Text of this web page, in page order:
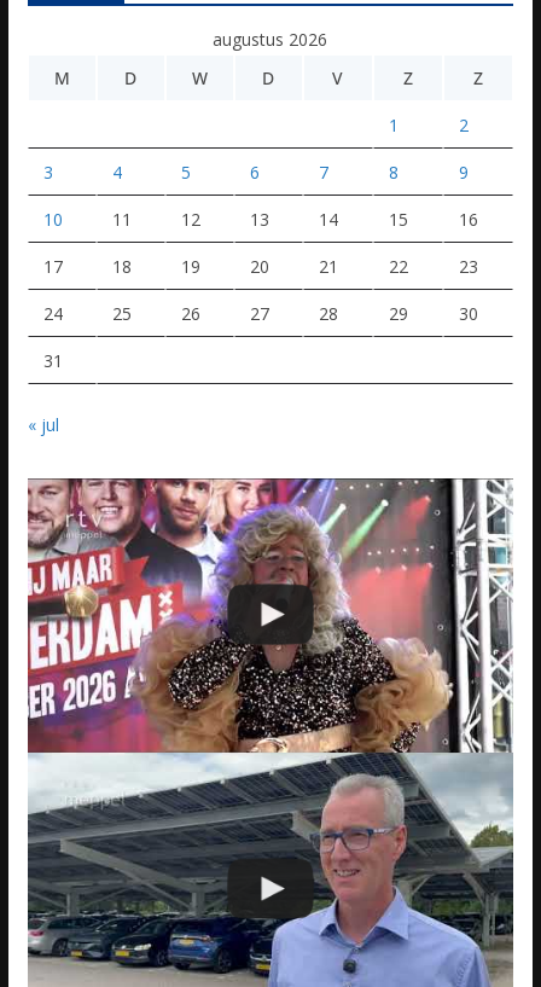
augustus 2026
M
D W D V Z Z
1 2
3 4 5 6 7 8 9
10 11 12 13 14 15 16
17 18 19 20 21 22 23
24 25 26 27 28 29 30
31
« jul